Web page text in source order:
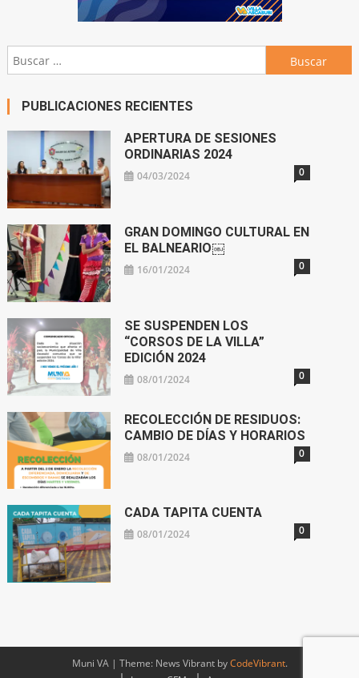
Buscar:
PUBLICACIONES RECIENTES
APERTURA DE SESIONES
ORDINARIAS 2024
04/03/2024 0
GRAN DOMINGO CULTURAL EN
EL BALNEARIO￼
16/01/2024 0
SE SUSPENDEN LOS
“CORSOS DE LA VILLA”
EDICIÓN 2024
08/01/2024 0
RECOLECCIÓN DE RESIDUOS:
CAMBIO DE DÍAS Y HORARIOS
08/01/2024 0
CADA TAPITA CUENTA
08/01/2024 0
Muni VA | Theme: News Vibrant byCodeVibrant.